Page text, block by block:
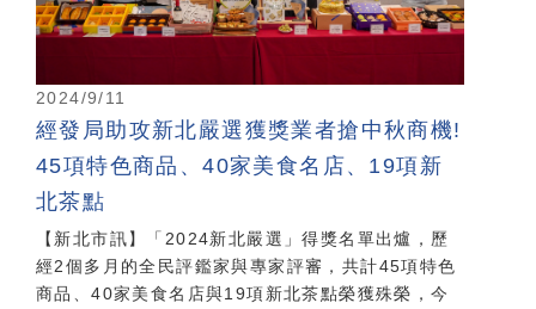
2024/9/11
經發局助攻新北嚴選獲獎業者搶中秋商機!
45項特色商品、40家美食名店、19項新
北茶點
【新北市訊】「2024新北嚴選」得獎名單出爐，歷
經2個多月的全民評鑑家與專家評審，共計45項特色
商品、40家美食名店與19項新北茶點榮獲殊榮，今